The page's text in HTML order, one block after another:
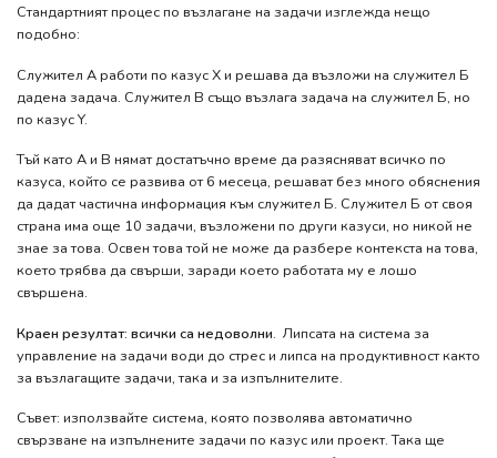
Стандартният процес по възлагане на задачи изглежда нещо
подобно:
Служител А работи по казус Х и решава да възложи на служител Б
дадена задача. Служител В също възлага задача на служител Б, но
по казус Y.
Тъй като А и В нямат достатъчно време да разясняват всичко по
казуса, който се развива от 6 месеца, решават без много обяснения
да дадат частична информация към служител Б. Служител Б от своя
страна има още 10 задачи, възложени по други казуси, но никой не
знае за това. Освен това той не може да разбере контекста на това,
което трябва да свърши, заради което работата му е лошо
свършена.
Краен резултат: всички са недоволни. Липсата на система за
управление на задачи води до стрес и липса на продуктивност както
за възлагащите задачи, така и за изпълнителите.
Съвет: използвайте система, която позволява автоматично
свързване на изпълнените задачи по казус или проект. Така ще